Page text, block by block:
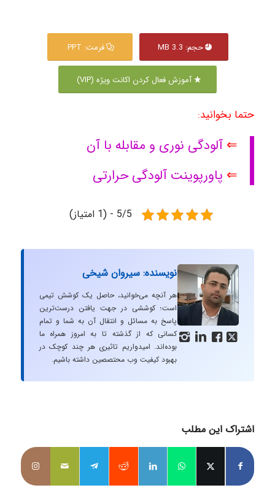
حجم: 3.3 MB فرمت: PPT
آموزش فعال کردن اکانت ویژه (VIP)
حتما بخوانید:
⇐ آلودگی نوری و مقابله با آن
⇐ پاورپوینت آلودگی حرارتی
5/5 - (1 امتیاز)
   
نویسنده: سیروان شیخی
هر آنچه می‌خوانید، حاصل یک کوشش تیمی
است؛ کوششی در جهت یافتن درست‌ترین
پاسخ به مسائل و انتقال آن به شما و تمام
کسانی که از گذشته تا به امروز همراه ما
بوده‌اند. امیدواریم تاثیری هر چند کوچک در
بهبود کیفیت وب محتصصین داشته باشیم.
اشتراک این مطلب